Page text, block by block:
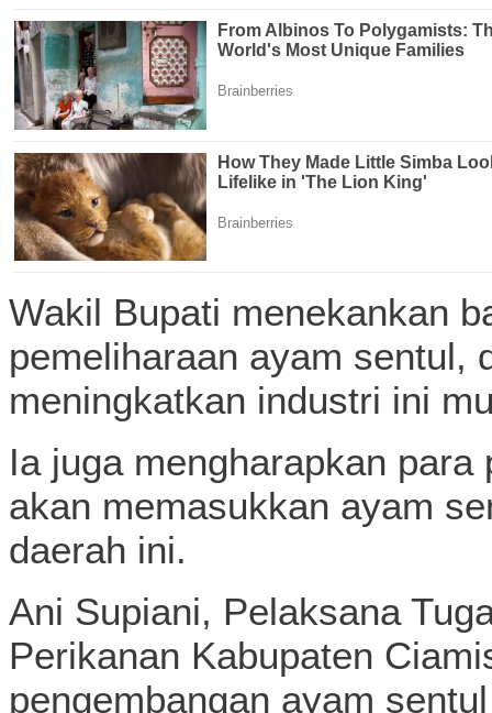
Wakil Bupati menekankan
pemeliharaan ayam sentul,
meningkatkan industri ini
Ia juga mengharapkan
akan memasukkan ayam
daerah ini.
Ani Supiani, Pelaksana
Perikanan Kabupaten
pengembangan ayam